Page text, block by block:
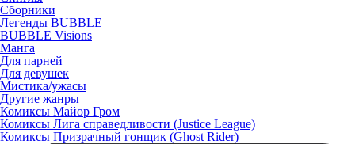
Сборники
Легенды BUBBLE
BUBBLE Visions
Манга
Для парней
Для девушек
Мистика/ужасы
Другие жанры
Комиксы Майор Гром
Комиксы Лига справедливости (Justice League)
Комиксы Призрачный гонщик (Ghost Rider)